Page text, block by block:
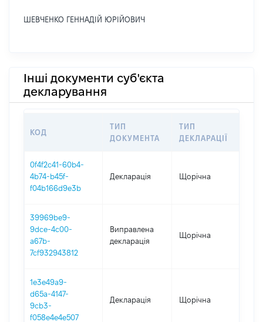
ШЕВЧЕНКО ГЕННАДІЙ ЮРІЙОВИЧ
Інші документи суб'єкта
декларування
КОД
ТИП
ДОКУМЕНТА
ТИП
ДЕКЛАРАЦІЇ
0f4f2c41-60b4-
4b74-b45f-
f04b166d9e3b
Декларація Щорічна
39969be9-
9dce-4c00-
a67b-
7cf932943812
Виправлена
декларація
Щорічна
1e3e49a9-
d65a-4147-
9cb3-
f058e4e4e507
Декларація Щорічна